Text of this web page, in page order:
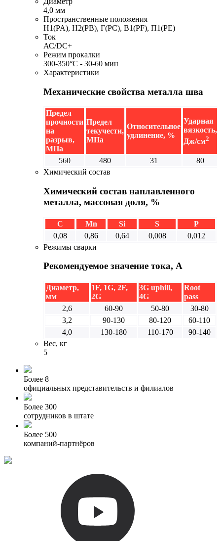
4,0 мм
Пространственные положения
Н1(PA), Н2(PB), Г(PC), В1(PF), П1(PE)
Ток
АС/DC+
Режим прокалки
300-350°C - 30-60 мин
Характеристики
Механические свойства металла шва
Предел
прочности
на
разрыв,
МПа
Предел
текучести,
МПа
Относительное
удлинение, %
Ударная
вязкость,
Дж/см2
560 480 31
80
Химический состав
Химический состав наплавленного
металла, массовая доля, %
C Mn Si S
P
0,08
0,86 0,64 0,008
0,012
Режимы сварки
Рекомендуемое значение тока, А
Диаметр,
мм
1F, 1G, 2F,
2G
3G uphill,
4G
Root
pass
2,6
60-90 50-80
30-80
3,2
90-130 80-120
60-110
4,0
130-180 110-170
90-140
Вес, кг
5
Более 8
официальных представительств и филиалов
Более 300
сотрудников в штате
Более 500
компаний-партнёров